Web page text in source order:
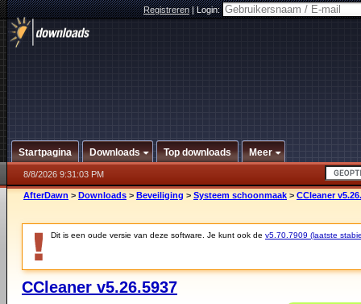
Registreren|Login:
Startpagina Downloads Top downloads Meer
8/8/2026 9:31:03 PM
AfterDawn > Downloads > Beveiliging > Systeem schoonmaak > CCleaner
Dit is een oude versie van deze software. Je kunt ook de v5.70.7909 (laatste
CCleaner v5.26.5937